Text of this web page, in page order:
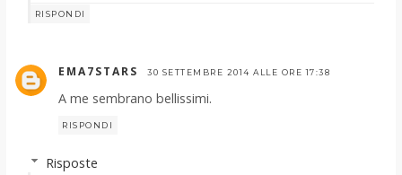
RISPONDI
EMA7STARS 30 SETTEMBRE 2014 ALLE ORE 17:38
A me sembrano bellissimi.
RISPONDI
Risposte